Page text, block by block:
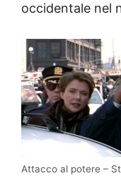
occidentale nel
Attacco al potere –